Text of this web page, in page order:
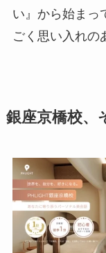
い』から始まっ
ごく思い入れの
銀座京橋校、